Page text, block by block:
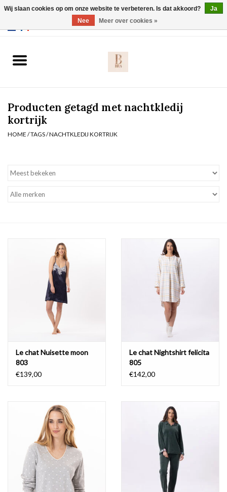
Slip
Body
Solden
Lingerie-accessoires
Cadeaubonnen
Producten getagd met nachtkledij
kortrijk
HOME /TAGS/NACHTKLEDIJ KORTRIJK
Le chat Nuisette moon
803
€139,00
Le chat Nightshirt felicita
805
€142,00
Wij slaan cookies op om onze website te verbeteren. Is dat akkoord?
Ja
Nee
Meer over cookies »
Webshop werkt met EU maten. .